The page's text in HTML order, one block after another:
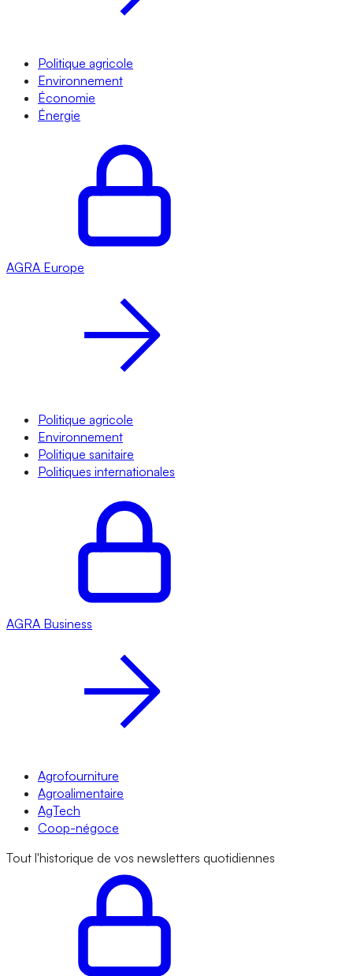
Politique agricole
Environnement
Économie
Énergie
AGRA Europe
Politique agricole
Environnement
Politique sanitaire
Politiques internationales
AGRA Business
Agrofourniture
Agroalimentaire
AgTech
Coop-négoce
Tout l'historique de vos newsletters quotidiennes